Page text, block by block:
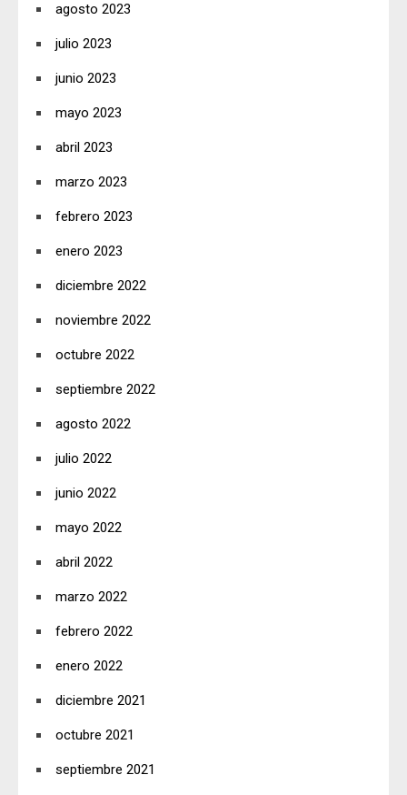
agosto 2023
julio 2023
junio 2023
mayo 2023
abril 2023
marzo 2023
febrero 2023
enero 2023
diciembre 2022
noviembre 2022
octubre 2022
septiembre 2022
agosto 2022
julio 2022
junio 2022
mayo 2022
abril 2022
marzo 2022
febrero 2022
enero 2022
diciembre 2021
octubre 2021
septiembre 2021